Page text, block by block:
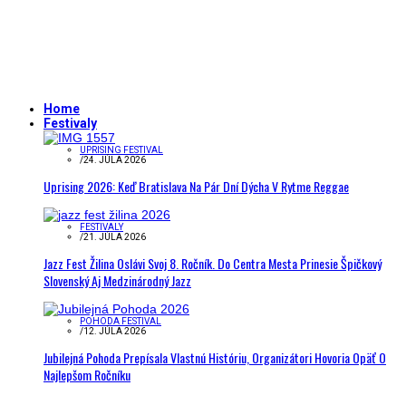
Home
Festivaly
UPRISING FESTIVAL
/24. JÚLA 2026
Uprising 2026: Keď Bratislava Na Pár Dní Dýcha V Rytme Reggae
FESTIVALY
/21. JÚLA 2026
Jazz Fest Žilina Oslávi Svoj 8. Ročník. Do Centra Mesta Prinesie Špičkový
Slovenský Aj Medzinárodný Jazz
POHODA FESTIVAL
/12. JÚLA 2026
Jubilejná Pohoda Prepísala Vlastnú Históriu, Organizátori Hovoria Opäť O
Najlepšom Ročníku